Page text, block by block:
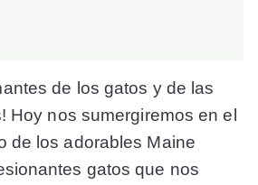
de los gatos y de las
Hoy nos sumergiremos en el
de los adorables Maine
gatos que nos